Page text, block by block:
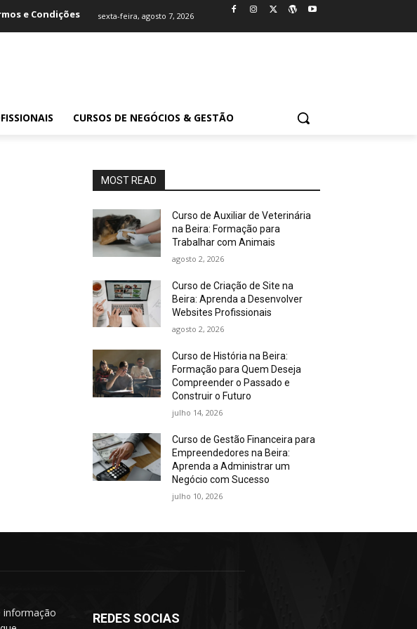
e Condições sexta-feira, agosto 7, 2026
CURSOS DE NEGÓCIOS & GESTÃO
MOST READ
Curso de Auxiliar de Veterinária
na Beira: Formação para
Trabalhar com Animais
agosto 2, 2026
Curso de Criação de Site na
Beira: Aprenda a Desenvolver
Websites Profissionais
agosto 2, 2026
Curso de História na Beira:
Formação para Quem Deseja
Compreender o Passado e
Construir o Futuro
julho 14, 2026
Curso de Gestão Financeira para
Empreendedores na Beira:
Aprenda a Administrar um
Negócio com Sucesso
julho 10, 2026
informação
REDES SOCIAS